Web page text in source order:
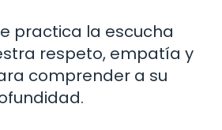
practica la escucha
respeto, empatía y
comprender a su